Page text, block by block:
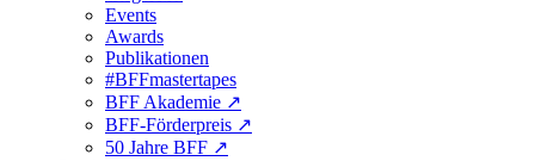
Events
Awards
Publikationen
#BFFmastertapes
BFF Akademie ↗︎
BFF-Förderpreis ↗︎
50 Jahre BFF ↗︎